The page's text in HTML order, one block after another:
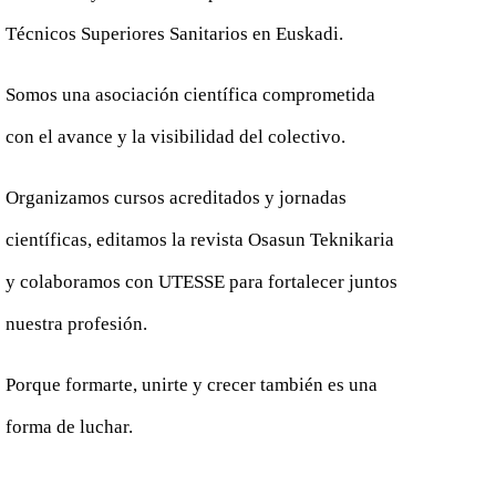
Técnicos Superiores Sanitarios en Euskadi.
Somos una asociación científica comprometida
con el avance y la visibilidad del colectivo.
Organizamos cursos acreditados y jornadas
científicas, editamos la revista Osasun Teknikaria
y colaboramos con UTESSE para fortalecer juntos
nuestra profesión.
Porque formarte, unirte y crecer también es una
forma de luchar.